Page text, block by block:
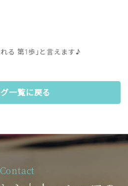
る 第1歩｣と言えます♪
一覧に戻る
Contact